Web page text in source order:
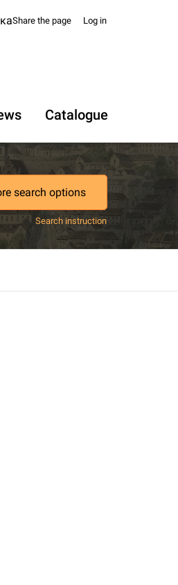
Share the page Log in
Catalogue
search options
Search instruction